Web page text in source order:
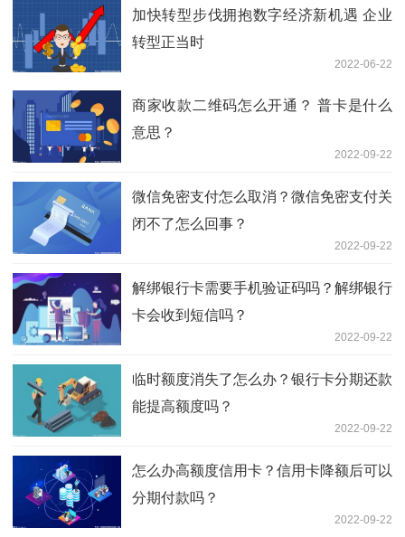
加快转型步伐拥抱数字经济新机遇 企业
转型正当时
2022-06-22
商家收款二维码怎么开通？ 普卡是什么
意思？
2022-09-22
微信免密支付怎么取消？微信免密支付关
闭不了怎么回事？
2022-09-22
解绑银行卡需要手机验证码吗？解绑银行
卡会收到短信吗？
2022-09-22
临时额度消失了怎么办？银行卡分期还款
能提高额度吗？
2022-09-22
怎么办高额度信用卡？信用卡降额后可以
分期付款吗？
2022-09-22